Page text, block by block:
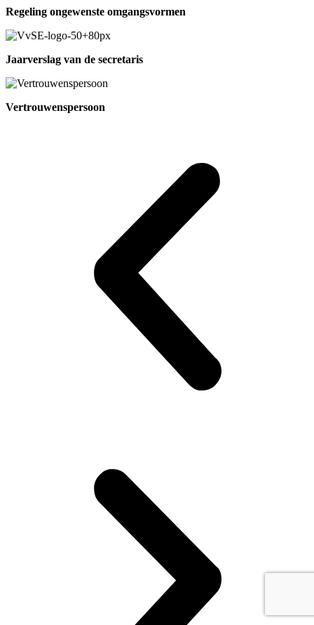
Regeling ongewenste omgangsvormen
Jaarverslag van de secretaris
Vertrouwenspersoon